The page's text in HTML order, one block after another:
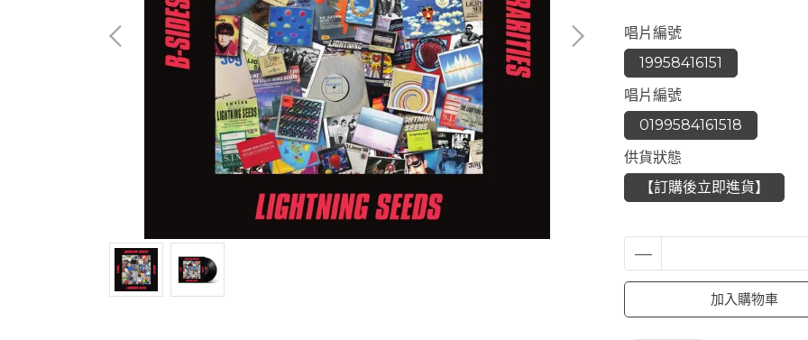
唱片編號
19958416151
唱片編號
0199584161518
供貨狀態
【訂購後立即進貨】
加入購物車